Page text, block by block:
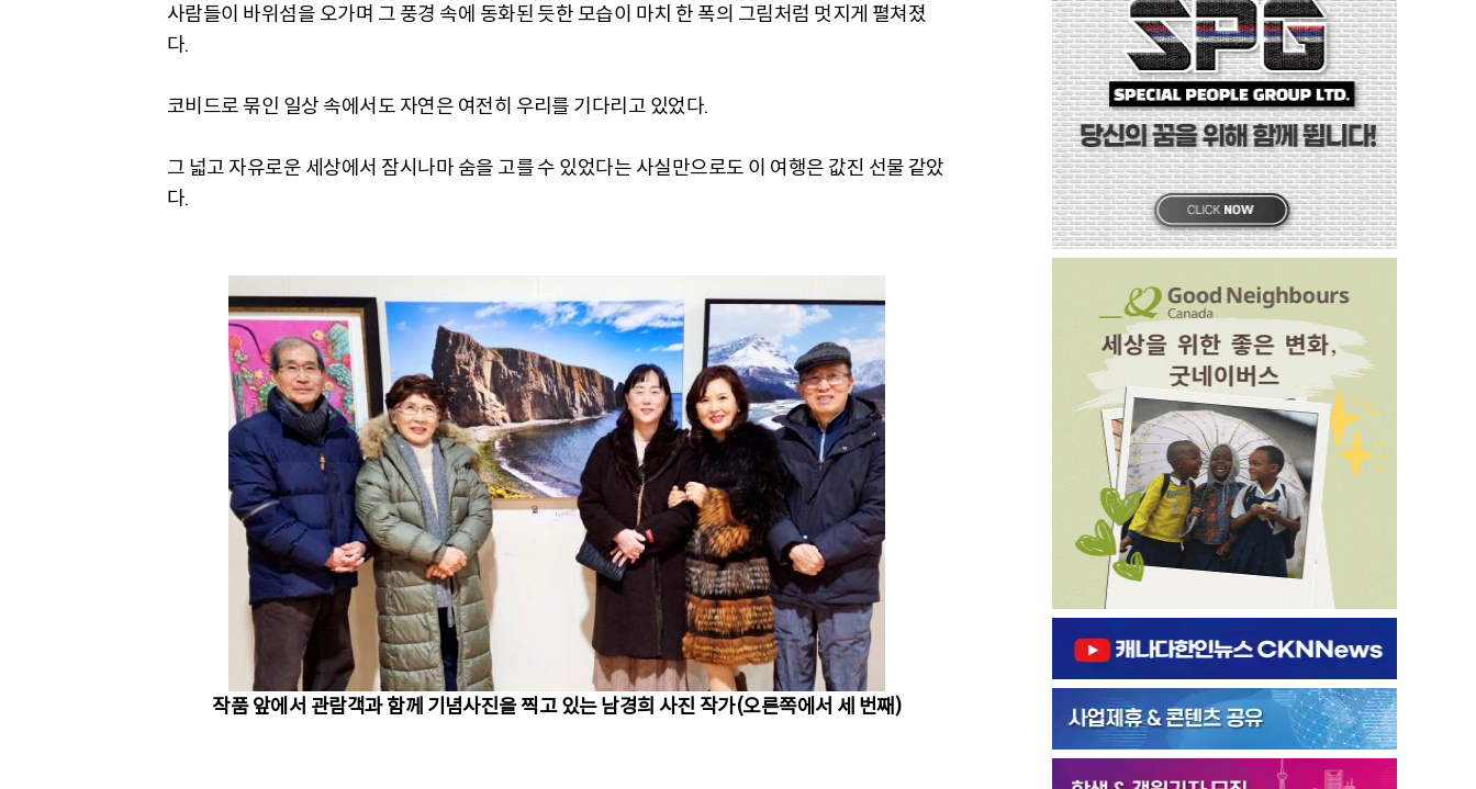
사람들이 바위섬을 오가며 그 풍경 속에 동화된 듯한 모습이 마치 한 폭의 그림처럼 멋지게 펼쳐졌
다.
코비드로 묶인 일상 속에서도 자연은 여전히 우리를 기다리고 있었다.
그 넓고 자유로운 세상에서 잠시나마 숨을 고를 수 있었다는 사실만으로도 이 여행은 값진 선물 같았
다.
작품 앞에서 관람객과 함께 기념사진을 찍고 있는 남경희 사진 작가(오른쪽에서 세 번째)